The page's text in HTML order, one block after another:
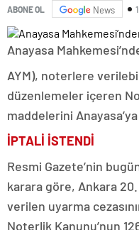
ABONE OL News
Anayasa
AYM), noterlere
düzenlemeler içeren
maddelerini
İPTALİ İSTENDİ
Resmi Gazete’nin
karara göre, Ankara
verilen uyarma
Noterlik Kanunu’nun